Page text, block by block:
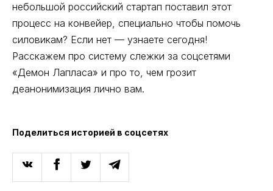
небольшой российский стартап поставил этот
процесс на конвейер, специально чтобы помочь
силовикам? Если нет — узнаете сегодня!
Расскажем про систему слежки за соцсетями
«Демон Лапласа» и про то, чем грозит
деанонимизация лично вам.
Поделиться историей в соцсетях